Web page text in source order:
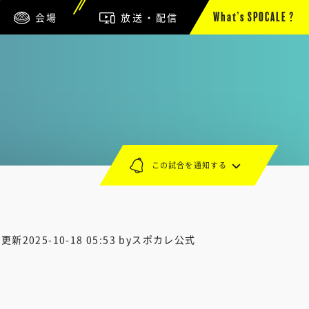
会場 放送・配信 What’s SPOCALE ?
新2025-10-18 05:53 byスポカレ公式
この試合を通知する